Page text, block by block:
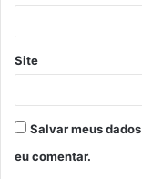
*
Site
Salvar meus
eu comentar.